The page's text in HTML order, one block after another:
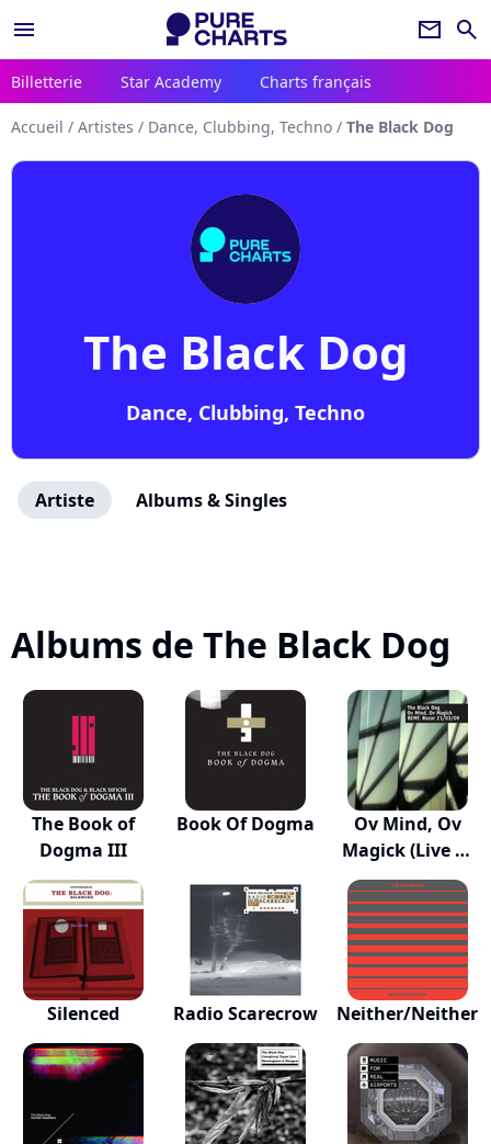
menu newsletter search
Billetterie Star Academy Charts français
Accueil / Artistes / Dance, Clubbing, Techno / The Black Dog
The Black Dog
Dance, Clubbing, Techno
Artiste Albums & Singles
Albums de The Black Dog
The Book of
Dogma III
Book Of Dogma
Ov Mind, Ov
Magick (Live at
B...
Silenced Radio Scarecrow Neither/Neither